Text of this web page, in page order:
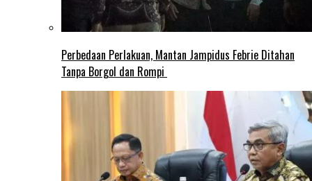
Perbedaan Perlakuan, Mantan Jampidus Febrie Ditahan
Tanpa Borgol dan Rompi